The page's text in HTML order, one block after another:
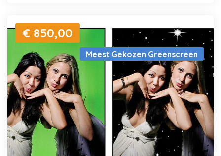
Meest Gekozen Greenscreen
€ 850,00